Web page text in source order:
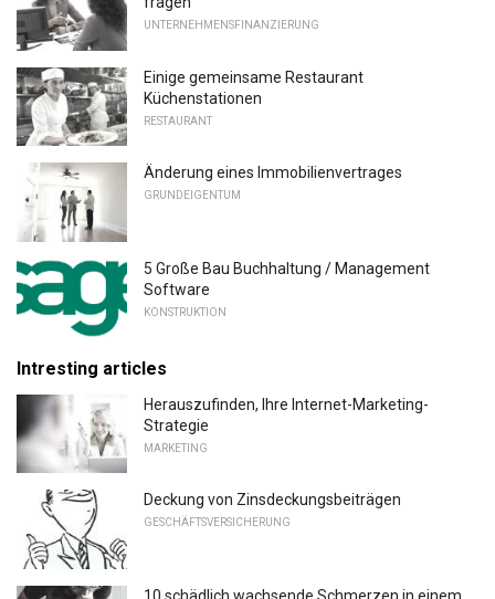
UNTERNEHMENSFINANZIERUNG
Einige gemeinsame Restaurant
Küchenstationen
RESTAURANT
Änderung eines Immobilienvertrages
GRUNDEIGENTUM
5 Große Bau Buchhaltung / Management
Software
KONSTRUKTION
Intresting articles
Herauszufinden, Ihre Internet-Marketing-
Strategie
MARKETING
Deckung von Zinsdeckungsbeiträgen
GESCHÄFTSVERSICHERUNG